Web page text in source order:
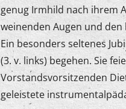
genug Irmhild nach ihrem
weinenden Augen und
Ein besonders seltenes
(3. v. links) begehen. Sie
Vorstandsvorsitzenden
geleistete